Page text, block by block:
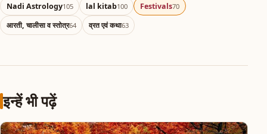
Nadi Astrology105 lal kitab100 Festivals70
आरती, चालीसा व स्तोत्र64 व्रत एवं कथा63
इन्हें भी पढ़ें